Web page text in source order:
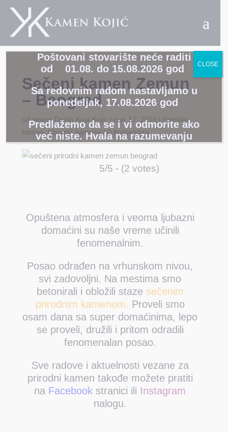
Sečeni kamen Zemun
– Beograd
od strane Darko Koja Kojic mar 17, 2019
Prirodni
kamen
Ugranja kamena | 0 Komentara
5/5 - (2 votes)
Opuštena atmosfera i veoma ljubazni
domaćini su naše vreme učinili
fenomenalnim.
Posao odrađen na vrhunskom nivou,
svi zadovoljni. Na mestima smo
betonirali i obložili staze sečenim
prirodnim kamenom. Proveli smo
osam dana sa super domaćinima, lepo
se proveli, družili i pritom odradili
fenomenalan posao.
Sve radove i aktuelnosti vezane za
prirodni kamen takođe možete pratiti
na Facebook stranici ili Instagram
nalogu.
Poštovani stovarište neće raditi
od 01.08. do 15.08.2026 god
Sa redovnim radom nastavljamo u
ponedeljak, 17.08.2026 god
Predlažemo da se i vi odmorite ako
već niste. Hvala na razumevanju
CLOSE